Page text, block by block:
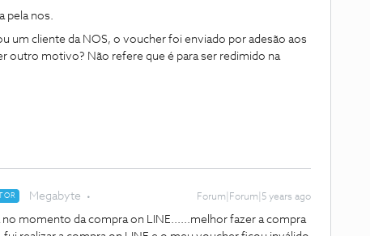
pela nos.
um cliente da NOS, o voucher foi enviado por adesão aos
outro motivo? Não refere que é para ser redimido na
Megabyte Forum|Forum|5 years ago
momento da compra on LINE......melhor fazer a compra